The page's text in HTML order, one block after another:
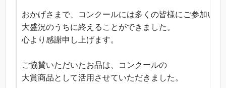
おかげさまで、コンクールには多くの皆様にご参加いた
大盛況のうちに終えることができました。
心より感謝申し上げます。
ご協賛いただいたお品は、コンクールの
大賞商品として活用させていただきました。